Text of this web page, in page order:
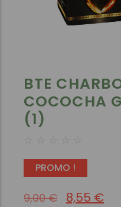
BTE
COCOCHA
(1)
☆ ☆ ☆ ☆ ☆
PROMO !
9,00€ 8,55 €